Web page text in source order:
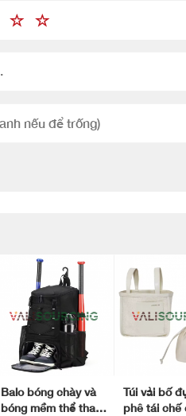
Balo bóng chày và
bóng mềm thể thao
Túi vải bố
phê tái chế